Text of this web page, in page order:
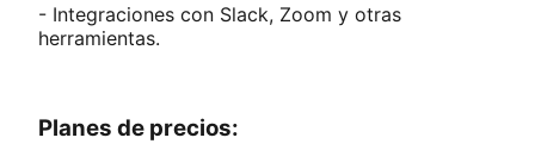
- Integraciones con Slack, Zoom y otras
herramientas.
Planes de precios: